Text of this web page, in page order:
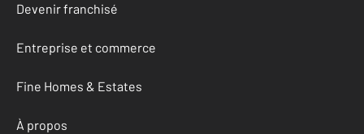
Devenir franchisé
Entreprise et commerce
Fine Homes & Estates
À propos